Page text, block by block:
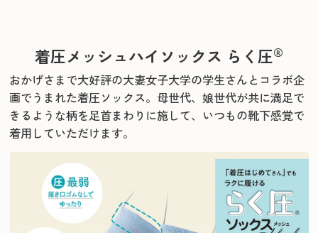
着圧メッシュハイソックス らく圧®
おかげさまで大好評の大妻女子大学の学生さんとコラボ企
画でうまれた着圧ソックス。 母世代、娘世代が共に満足で
きるような柄を足首まわりに施して、 いつもの靴下感覚で
着用していただけます。